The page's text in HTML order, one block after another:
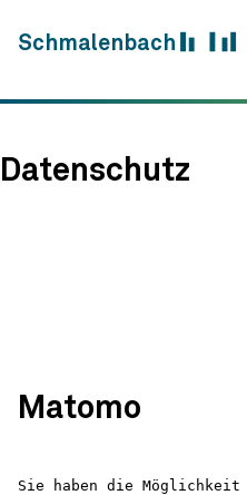
Schmalenbach
Datenschutz
Matomo
Sie haben die